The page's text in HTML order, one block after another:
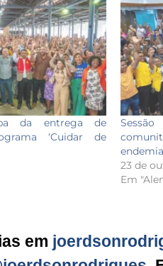
da entrega de
‘Cuidar de
23 de
Em
em